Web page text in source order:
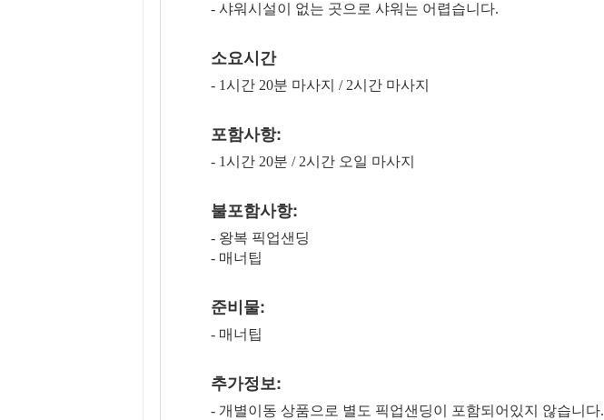
- 샤워시설이 없는 곳으로 샤워는 어렵습니다.
소요시간
- 1시간 20분 마사지 / 2시간 마사지
포함사항:
- 1시간 20분 / 2시간 오일 마사지
불포함사항:
- 왕복 픽업샌딩
- 매너팁
준비물:
- 매너팁
추가정보:
- 개별이동 상품으로 별도 픽업샌딩이 포함되어있지 않습니다.